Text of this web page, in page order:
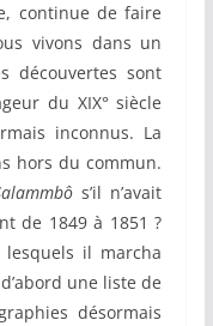
continue de faire
vivons dans un
découvertes sont
du XIX° siècle
inconnus. La
hors du commun.
s’il n’avait
de 1849 à 1851 ?
lesquels il marcha
une liste de
désormais